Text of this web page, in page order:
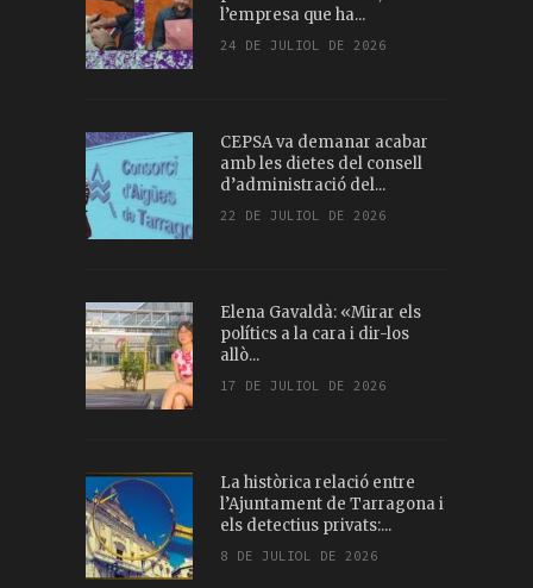
l’empresa que ha...
24 DE JULIOL DE 2026
CEPSA va demanar acabar
amb les dietes del consell
d’administració del...
22 DE JULIOL DE 2026
Elena Gavaldà: «Mirar els
polítics a la cara i dir-los
allò...
17 DE JULIOL DE 2026
La històrica relació entre
l’Ajuntament de Tarragona i
els detectius privats:...
8 DE JULIOL DE 2026